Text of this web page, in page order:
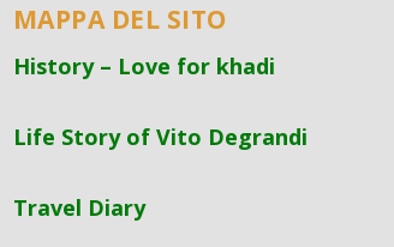
MAPPA DEL SITO
History – Love for khadi
Life Story of Vito Degrandi
Travel Diary